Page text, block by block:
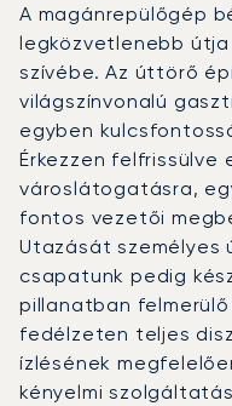
A magánrepülőgép
legközvetlenebb
szívébe. Az úttörő
világszínvonalú
egyben
Érkezzen felfrissülve
városlátogatásra,
fontos vezetői
Utazását személyes
csapatunk pedig
pillanatban
fedélzeten teljes
ízlésének
kényelmi